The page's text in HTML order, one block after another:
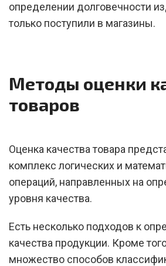
определении долговечности
только поступили в магазины.
Методы оценки
товаров
Оценка качества товара
комплекс логических и
операций, направленных на
уровня качества.
Есть несколько подходов к
качества продукции. Кроме
множество способов